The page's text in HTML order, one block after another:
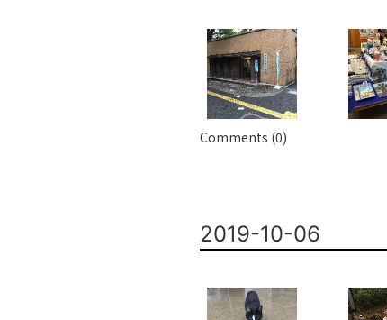
Comments (0)
2019-10-06